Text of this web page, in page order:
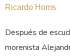
Ricardo Homs
Después de
morenista